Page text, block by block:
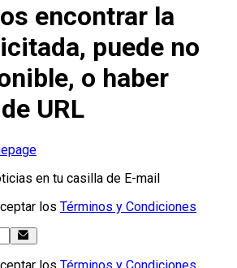
encontrar la
puede no
o haber
URL
en tu casilla de E-mail
los Términos y Condiciones